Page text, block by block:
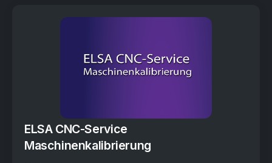
ELSA CNC-Service
Maschinenkalibrierung